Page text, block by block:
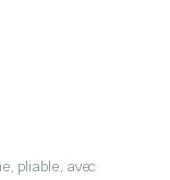
pliable, avec